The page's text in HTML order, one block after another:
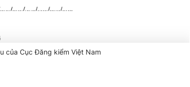
của Cục Đăng kiểm Việt Nam